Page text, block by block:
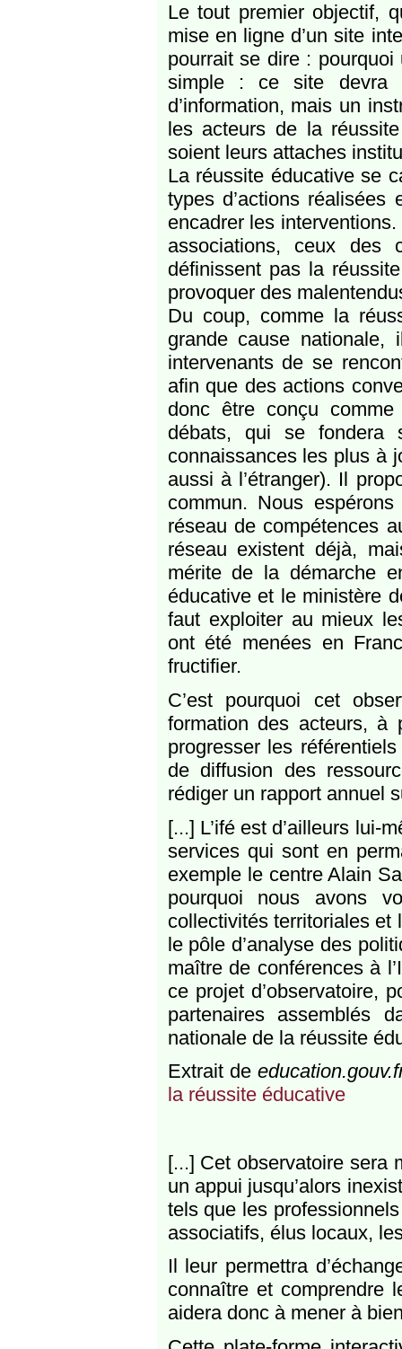
Le tout premier objectif,
mise en ligne d’un site
pourrait se dire :
simple : ce site devra
d’information, mais un
les acteurs de la
soient leurs attaches
La réussite éducative se
types d’actions
encadrer les
associations, ceux des
définissent pas la
provoquer des
Du coup, comme la
grande cause
intervenants de se
afin que des actions
donc être conçu
débats, qui se fondera
connaissances les plus à
aussi à l’étranger). Il
commun. Nous
réseau de compétences
réseau existent déjà,
mérite de la démarche
éducative et le ministère
faut exploiter au mieux
ont été menées en
fructifier.
C’est pourquoi cet
formation des acteurs, à
progresser les
de diffusion des
rédiger un rapport annuel
[...] L’ifé est d’ailleurs lui-
services qui sont en
exemple le centre Alain
pourquoi nous avons
collectivités territoriales et
le pôle d’analyse des
maître de conférences à
ce projet d’observatoire,
partenaires assemblés
nationale de la réussite
Extrait de
la réussite éducative
[...] Cet observatoire sera
un appui jusqu’alors
tels que les
associatifs, élus locaux,
Il leur permettra
connaître et comprendre
aidera donc à mener à